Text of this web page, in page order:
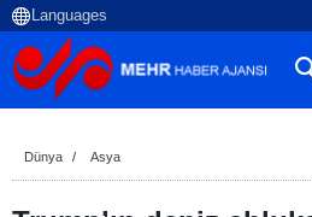
Dünya Asya